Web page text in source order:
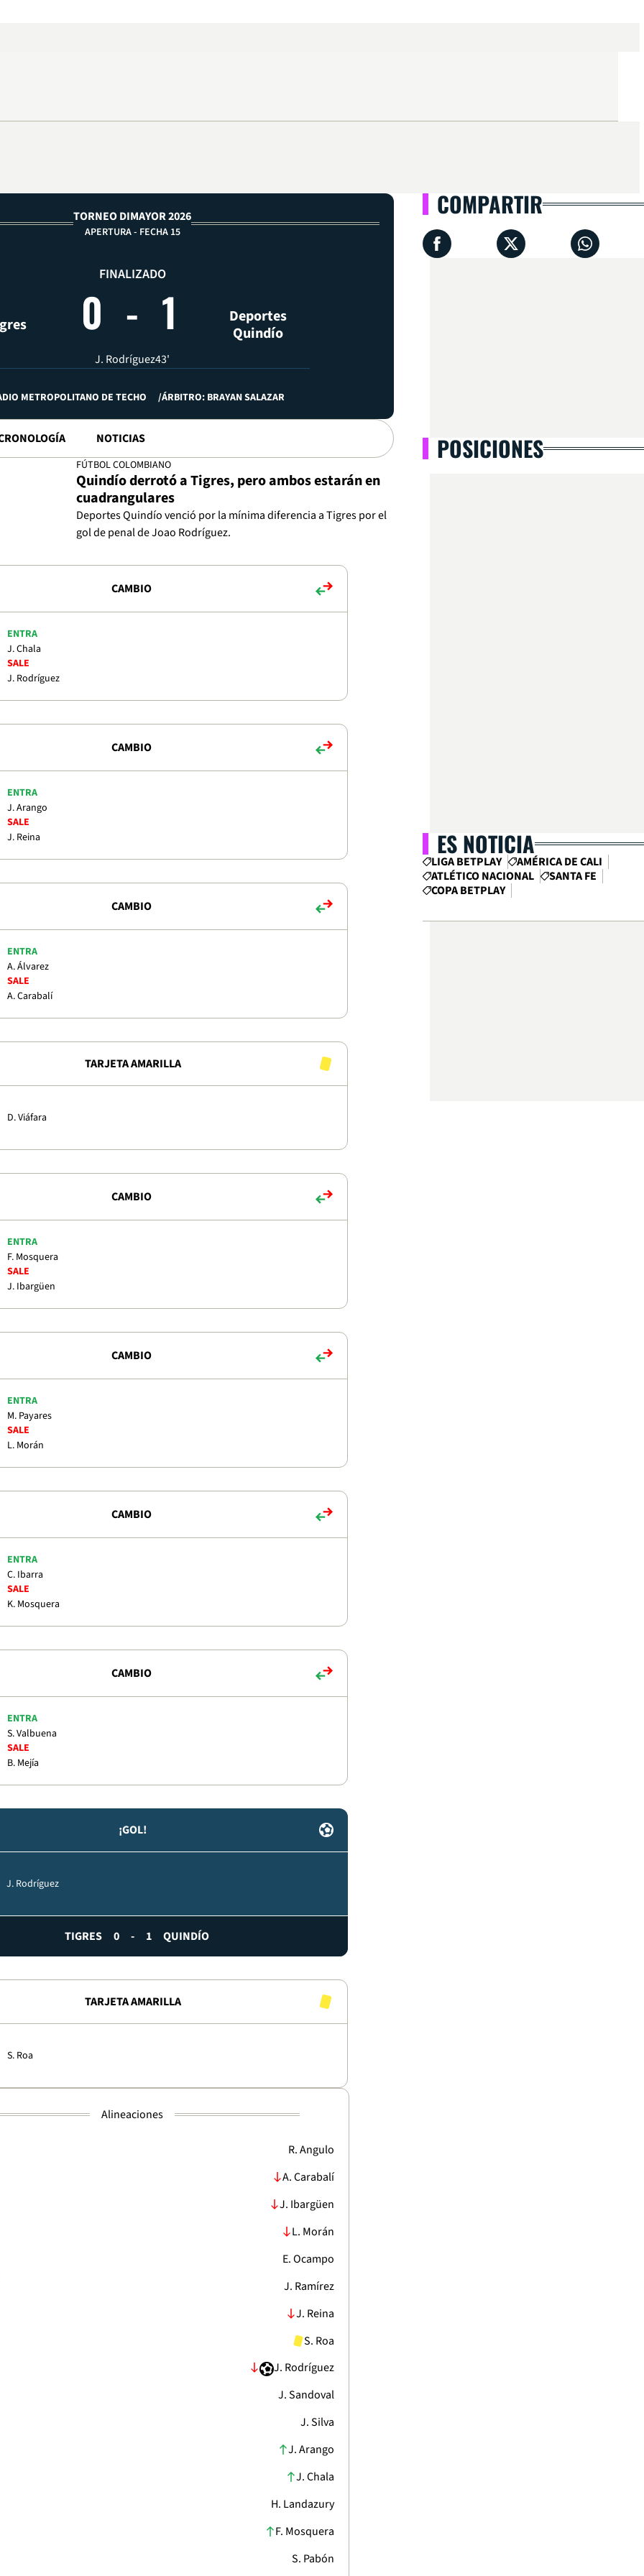
TORNEO DIMAYOR 2026
APERTURA - FECHA 15
FINALIZADO
0 - 1
Deportes
Quindío
J. Rodríguez43'
METROPOLITANO DE TECHO ÁRBITRO: BRAYAN SALAZAR
NOTICIAS
FÚTBOL COLOMBIANO
Quindío derrotó a Tigres, pero ambos estarán en
cuadrangulares
Deportes Quindío venció por la mínima diferencia a Tigres por el
gol de penal de Joao Rodríguez.
CAMBIO
ENTRA
J. Chala
SALE
J. Rodríguez
CAMBIO
ENTRA
J. Arango
SALE
J. Reina
CAMBIO
ENTRA
A. Álvarez
SALE
A. Carabalí
TARJETA AMARILLA
D. Viáfara
CAMBIO
ENTRA
F. Mosquera
SALE
J. Ibargüen
CAMBIO
ENTRA
M. Payares
SALE
L. Morán
CAMBIO
ENTRA
C. Ibarra
SALE
K. Mosquera
CAMBIO
ENTRA
S. Valbuena
SALE
B. Mejía
¡GOL!
J. Rodríguez
TIGRES 0 - 1 QUINDÍO
TARJETA AMARILLA
S. Roa
Alineaciones
R. Angulo
A. Carabalí
J. Ibargüen
L. Morán
E. Ocampo
J. Ramírez
J. Reina
S. Roa
J. Rodríguez
J. Sandoval
J. Silva
J. Arango
J. Chala
H. Landazury
F. Mosquera
S. Pabón
COMPARTIR
POSICIONES
ES NOTICIA
LIGA BETPLAY
AMÉRICA DE CALI
ATLÉTICO NACIONAL
SANTA FE
COPA BETPLAY